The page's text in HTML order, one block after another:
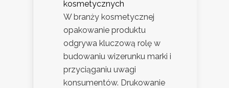
kosmetycznych
W branży kosmetycznej
opakowanie produktu
odgrywa kluczową rolę w
budowaniu wizerunku marki i
przyciąganiu uwagi
konsumentów. Drukowanie